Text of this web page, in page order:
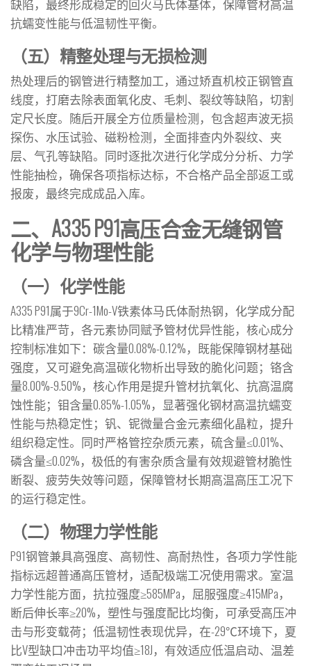
缺陷，最终形成稳定的回火马氏体基体，保障管材高温
抗蠕变性能与低温韧性平衡。
（五）精整处理与无损检测
热处理后的钢管进行精整加工，通过矫直机校正钢管直
线度，打磨去除表面氧化皮、毛刺、裂纹等缺陷，切割
定尺长度。随后开展全方位质量检测，包含超声波无损
探伤、水压试验、磁粉检测，全面排查内外裂纹、夹
层、气孔等缺陷。同时逐批次进行化学成分分析、力学
性能抽检，确保各项指标达标，不合格产品全部返工或
报废，最终完成成品入库。
二、A335 P91高压合金无缝钢管
化学与物理性能
（一）化学性能
A335 P91属于9Cr-1Mo-V铁素体马氏体耐热钢，化学成分配
比精准严苛，各元素协同赋予管材优异性能，核心成分
控制标准如下：碳含量0.08%-0.12%，既能保障钢材基础
强度，又可避免高温碳化物析出导致的脆化问题；铬含
量8.00%-9.50%，核心作用是提升管材抗氧化、抗高温腐
蚀性能；钼含量0.85%-1.05%，显著强化钢材高温抗蠕变
性能与热稳定性；钒、铌微量合金元素细化晶粒，提升
组织稳定性。同时严格管控杂质元素，硫含量≤0.01%、
磷含量≤0.02%，极低的有害杂质含量有效规避管材脆性
断裂、疲劳失效等问题，保障管材长期高温高压工况下
的运行稳定性。
（二）物理力学性能
P91钢管兼具高强度、高韧性、高耐热性，各项力学性能
指标远超普通高压管材，适配极端工况使用需求。室温
力学性能方面，抗拉强度≥585MPa，屈服强度≥415MPa，
断后伸长率≥20%，塑性与强度配比均衡，可承受高压冲
击与形变载荷；低温韧性表现优异，在-29℃环境下，夏
比V型缺口冲击功平均值≥18J，有效适应低温启动、温差